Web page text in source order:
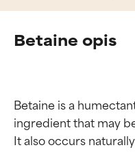
Betaine opis
Betaine is a
ingredient that may
It also occurs